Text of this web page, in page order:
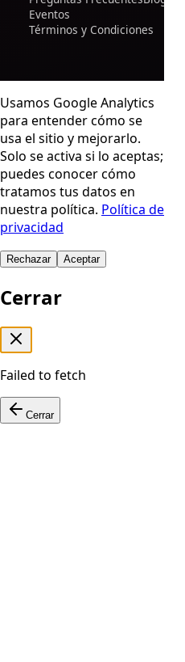
Eventos
Términos y Condiciones
Usamos Google Analytics
para entender cómo se
usa el sitio y mejorarlo.
Solo se activa si lo aceptas;
puedes conocer cómo
tratamos tus datos en
nuestra política. Política de
privacidad
Rechazar Aceptar
Cerrar
Failed to fetch
Cerrar